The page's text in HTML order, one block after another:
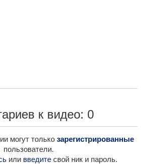
к видео: 0
могут только зарегистрированные
пользователи.
или введитесвой ник и пароль.